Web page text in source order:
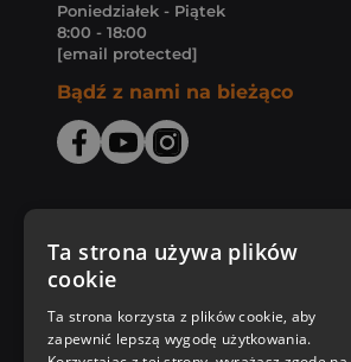
Poniedziałek - Piątek
8:00 - 18:00
[email protected]
Bądź z nami na bieżąco
Zakupy u nas
Nasza oferta
Ta strona używa plików
cookie
Ta strona korzysta z plików cookie, aby
zapewnić lepszą wygodę użytkowania.